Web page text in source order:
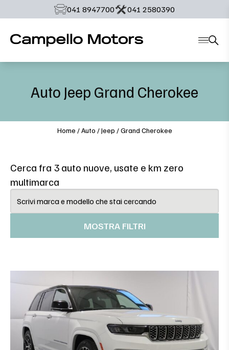
‭041 8947700‬ ‭041 2580390‬
Auto Jeep Grand Cherokee
Home /Auto /Jeep /Grand Cherokee
Cerca fra 3 auto nuove, usate e km zero
multimarca
MOSTRA FILTRI